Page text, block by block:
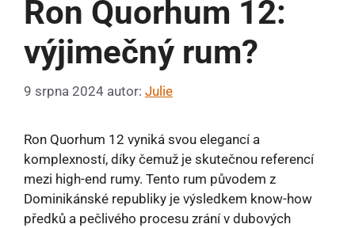
Ron Quorhum 12:
výjimečný rum?
9 srpna 2024 autor: Julie
Ron Quorhum 12 vyniká svou elegancí a
komplexností, díky čemuž je skutečnou referencí
mezi high-end rumy. Tento rum původem z
Dominikánské republiky je výsledkem know-how
předků a pečlivého procesu zrání v dubových